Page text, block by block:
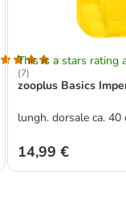
This is a stars rating
(7)
zooplus Basics
lungh. dorsale ca. 40
14,99 €